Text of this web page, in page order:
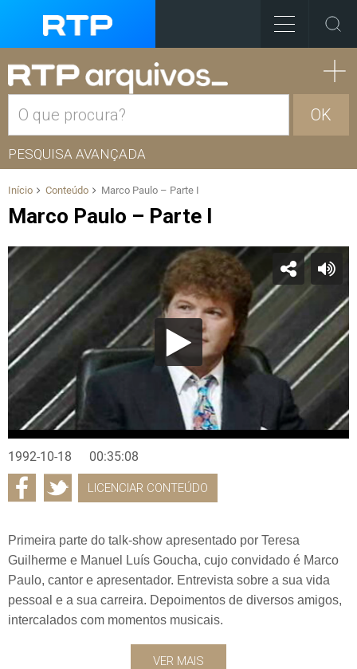
OK
PESQUISA AVANÇADA
Início Conteúdo Marco Paulo – Parte I
Marco Paulo – Parte I
1992-10-18 00:35:08
LICENCIAR CONTEÚDO
Primeira parte do talk-show apresentado por Teresa
Guilherme e Manuel Luís Goucha, cujo convidado é Marco
Paulo, cantor e apresentador. Entrevista sobre a sua vida
pessoal e a sua carreira. Depoimentos de diversos amigos,
intercalados com momentos musicais.
VER MAIS